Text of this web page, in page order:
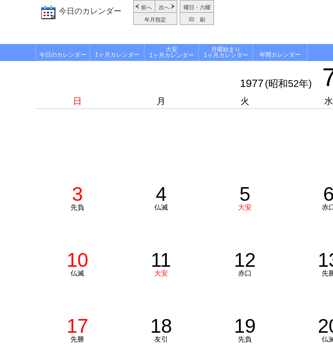
今日のカレンダー 前へ 次へ
年月指定
曜日・六曜
印 刷
今日のカレンダー 1ヶ月カレンダー
大安
1ヶ月カレンダー
月曜始まり
1ヶ月カレンダー
年間カレンダー
1977(昭和52年)
日 月 火 水
3
先負
4
仏滅
5
大安
6
赤
10
仏滅
11
大安
12
赤口 先
17
先勝
18
友引
19
先負 仏